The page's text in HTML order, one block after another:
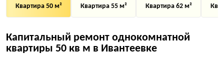
Квартира 50 м² Квартира 55 м² Квартира 62 м²
Капитальный ремонт однокомнатной
квартиры 50 кв м в Ивантеевке